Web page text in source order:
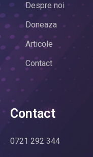
Despre noi
Doneaza
Articole
Contact
Contact
0721 292 344